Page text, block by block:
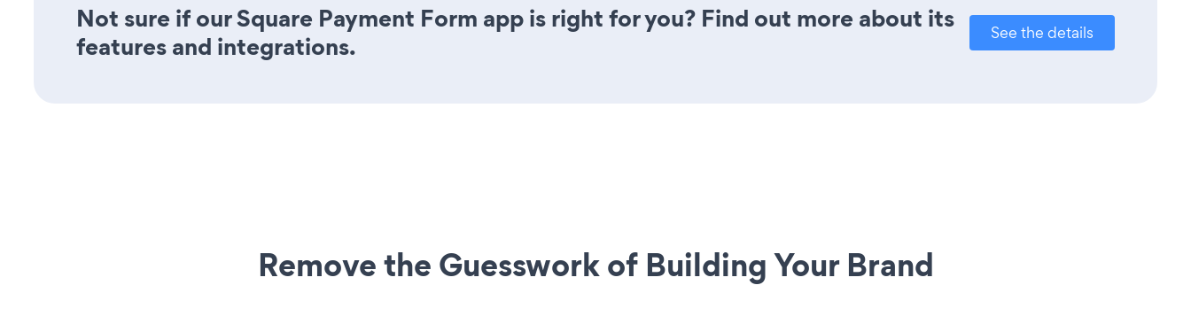
Not sure if our Square Payment Form app is right for you? Find out more about its
features and integrations.
See the details
Remove the Guesswork of Building Your Brand